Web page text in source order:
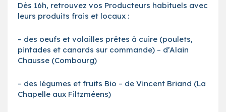
Dès 16h, retrouvez vos Producteurs habituels avec
leurs produits frais et locaux :
– des oeufs et volailles prêtes à cuire (poulets,
pintades et canards sur commande) – d’Alain
Chausse (Combourg)
– des légumes et fruits Bio – de Vincent Briand (La
Chapelle aux Filtzméens)